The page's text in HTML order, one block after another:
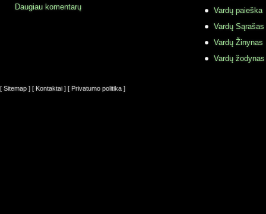
Daugiau komentarų
Vardų paieška
Vardų Sąrašas
Vardų Žinynas
Vardų
[ Sitemap ] [ Kontaktai ] [ Privatumo politika ]